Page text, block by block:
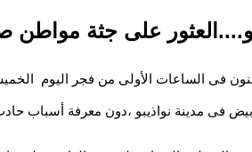
على جثة
فى الساعات الأولى من فجر اليوم
فى مدينة نواذيبو ،دون معرفة أسباب